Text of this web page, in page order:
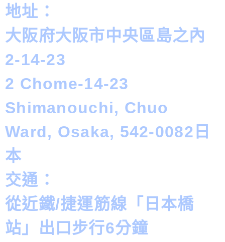
地址：
大阪府大阪市中央區島之內
2-14-23
2 Chome-14-23
Shimanouchi, Chuo
Ward, Osaka, 542-0082日
本
交通：
從近鐵/捷運筋線「日本橋
站」出口步行6分鐘